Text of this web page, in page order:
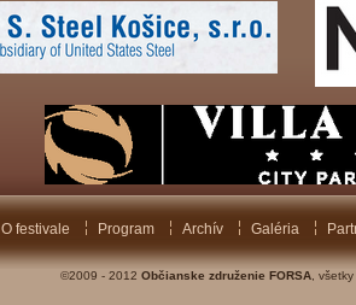
O festivale Program Archív Galéria
©2009 - 2012 Občianske združenie FORSA,